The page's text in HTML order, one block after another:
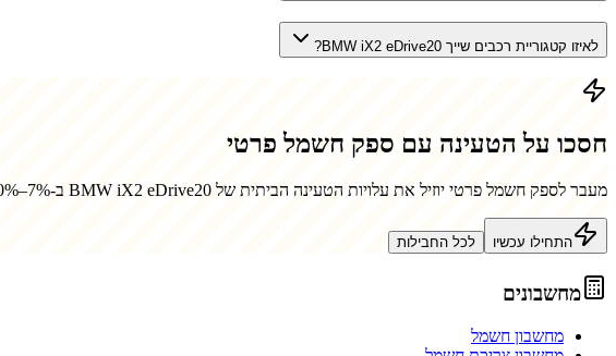
לאיזו קטגוריית רכבים שייך BMW iX2 eDrive20?
חסכו על הטעינה עם ספק חשמל פרטי
מעבר לספק חשמל פרטי יוזיל את עלויות הטעינה הביתית של BMW iX2 eDrive20 ב-7%–20%. גלו כמה תחסכו.
התחילו עכשיו לכל החבילות
מחשבונים
מחשבון חשמל